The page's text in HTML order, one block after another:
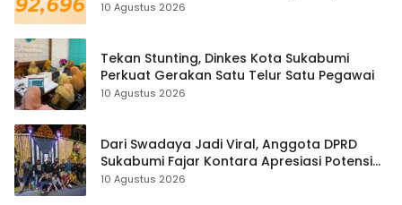
10 Agustus 2026
Tekan Stunting, Dinkes Kota Sukabumi
Perkuat Gerakan Satu Telur Satu Pegawai
10 Agustus 2026
Dari Swadaya Jadi Viral, Anggota DPRD
Sukabumi Fajar Kontara Apresiasi Potensi
Kreativitas Warga
10 Agustus 2026